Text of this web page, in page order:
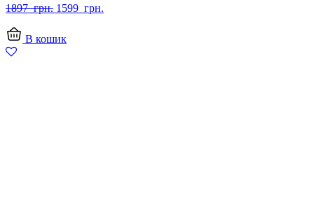
1897 грн. Оригінальна
грн..
1599 грн.
В кошик